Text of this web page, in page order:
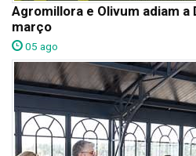
Agromillora e Olivum adiam a
março
05 ago